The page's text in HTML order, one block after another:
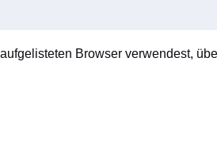
Browser verwendest,